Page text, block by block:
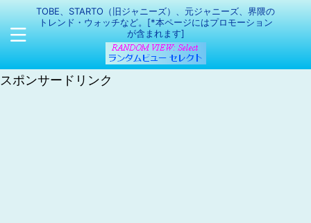
TOBE、STARTO（旧ジャニーズ）、元ジャニーズ、界隈の
トレンド・ウォッチなど。[*本ページにはプロモーション
が含まれます]
スポンサードリンク